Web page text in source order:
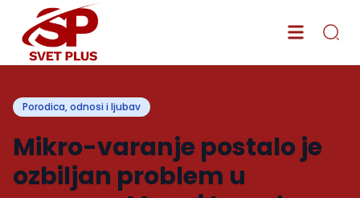
Porodica, odnosi i ljubav
Mikro-varanje postalo je
ozbiljan problem u